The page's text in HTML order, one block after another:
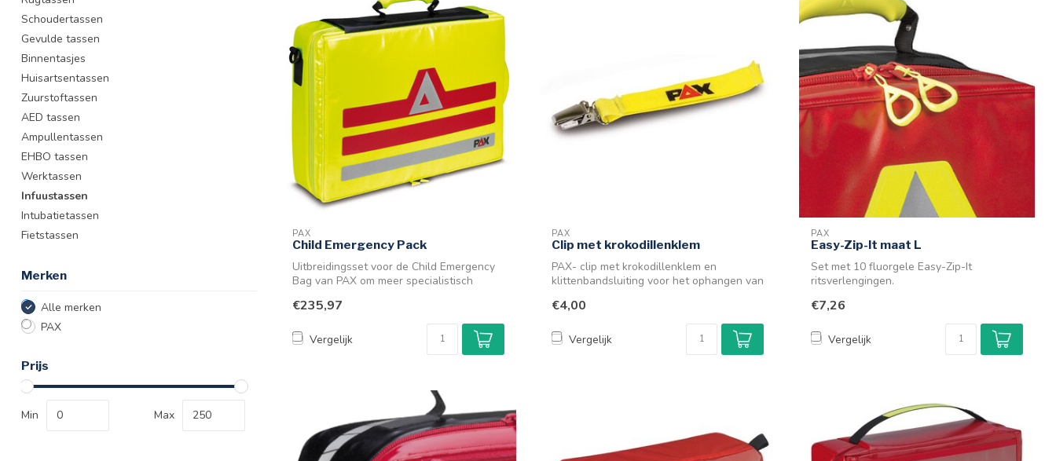
Schoudertassen
Gevulde tassen
Binnentasjes
Huisartsentassen
Zuurstoftassen
AED tassen
Ampullentassen
EHBO tassen
Werktassen
Infuustassen
Intubatietassen
Fietstassen
Merken
Alle merken
PAX
Prijs
Min Max
PAX
Child Emergency Pack
Uitbreidingsset voor de Child Emergency
Bag van PAX om meer specialistisch
€235,97
Vergelijk
PAX
Clip met krokodillenklem
PAX- clip met krokodillenklem en
klittenbandsluiting voor het ophangen van
€4,00
Vergelijk
PAX
Easy-Zip-It maat L
Set met 10 fluorgele Easy-Zip-It
ritsverlengingen.
€7,26
Vergelijk